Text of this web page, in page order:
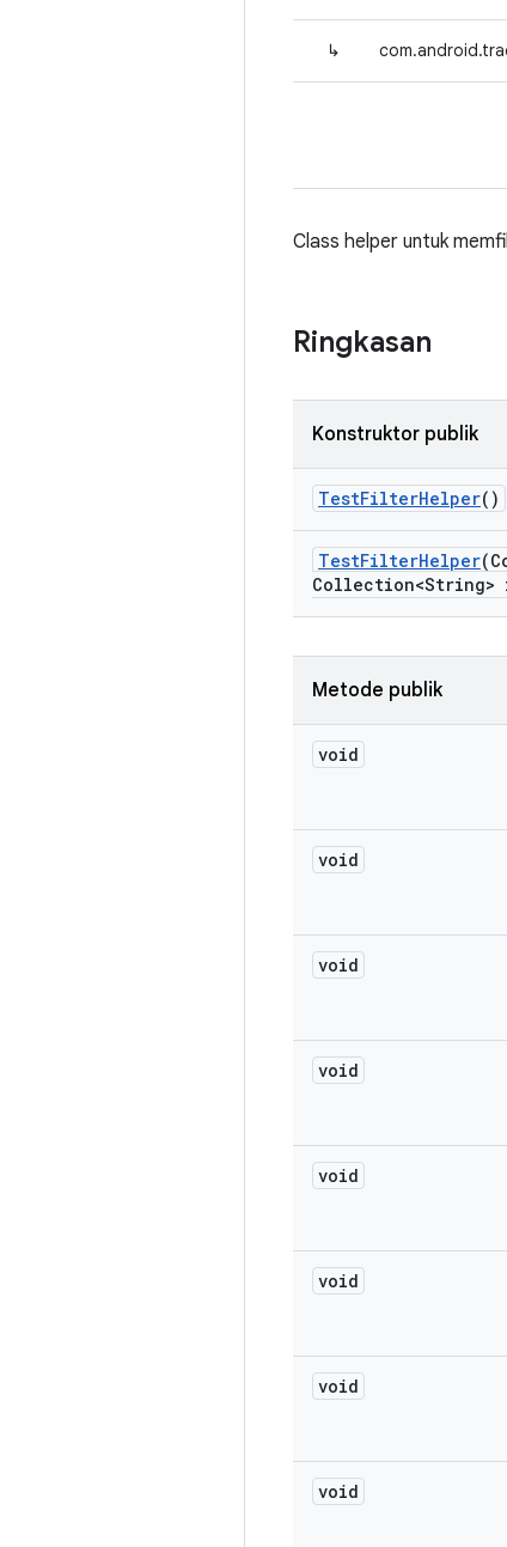
↳
Class helper untuk
Ringkasan
Konstruktor publik
TestFilterHelper()
TestFilterHelper
Collection<String>
Metode publik
void
void
void
void
void
void
void
void